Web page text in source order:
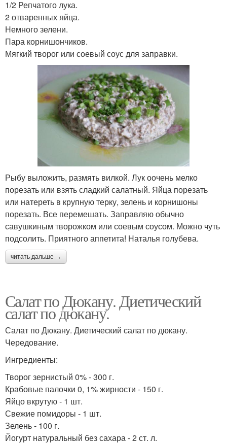
1/2 Репчатого лука.
2 отваренных яйца.
Немного зелени.
Пара корнишончиков.
Мягкий творог или соевый соус для заправки.
Рыбу выложить, размять вилкой. Лук оочень мелко
порезать или взять сладкий салатный. Яйца порезать
или натереть в крупную терку, зелень и корнишоны
порезать. Все перемешать. Заправляю обычно
савушкиным творожком или соевым соусом. Можно чуть
подсолить. Приятного аппетита! Наталья голубева.
читать дальше →
Салат по Дюкану. Диетический
салат по дюкану.
Салат по Дюкану. Диетический салат по дюкану.
Чередование.
Ингредиенты:
Творог зернистый 0% - 300 г.
Крабовые палочки 0, 1% жирности - 150 г.
Яйцо вкрутую - 1 шт.
Свежие помидоры - 1 шт.
Зелень - 100 г.
Йогурт натуральный без сахара - 2 ст. л.